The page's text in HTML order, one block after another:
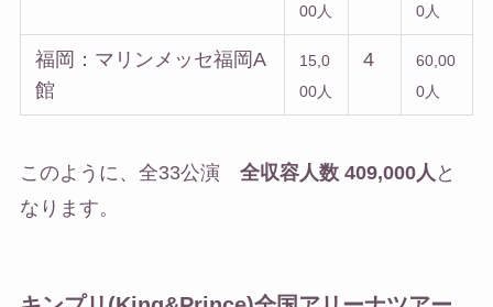
00人
0人
福岡：マリンメッセ福岡A
館
15,0
00人
4
60,00
0人
このように、全33公演 全収容人数 409,000人 と
なります。